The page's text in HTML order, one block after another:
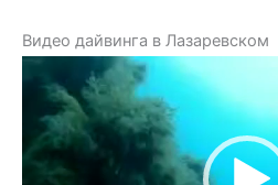
Видео дайвинга в Лазаревском
Видеоплеер